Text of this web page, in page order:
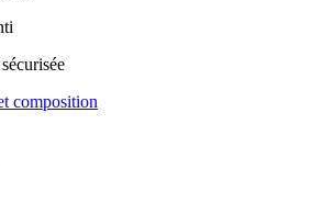
composition